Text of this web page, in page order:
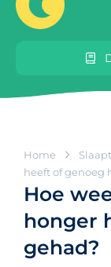
Home
heeft of genoeg
Hoe
honger
gehad?